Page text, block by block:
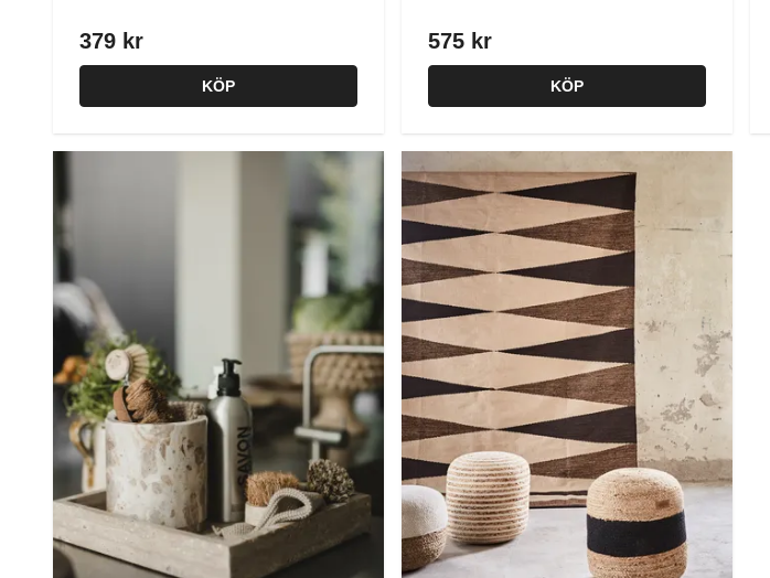
379 kr
KÖP
575 kr
KÖP